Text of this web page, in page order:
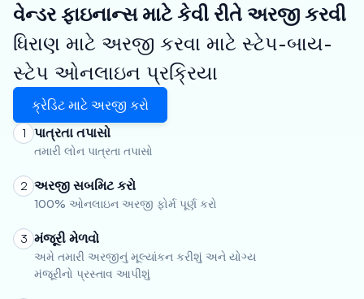
વેન્ડર ફાઇનાન્સ માટે કેવી રીતે અરજી કરવી
ધિરાણ માટે અરજી કરવા માટે સ્ટેપ-બાય-
સ્ટેપ ઓનલાઇન પ્રક્રિયા
ક્રેડિટ માટે અરજી કરો
1 પાત્રતા તપાસો
તમારી લોન પાત્રતા તપાસો
2 અરજી સબમિટ કરો
100% ઓનલાઇન અરજી ફોર્મ પૂર્ણ કરો
3 મંજૂરી મેળવો
અમે તમારી અરજીનું મૂલ્યાંકન કરીશું અને યોગ્ય
મંજૂરીનો પ્રસ્તાવ આપીશું